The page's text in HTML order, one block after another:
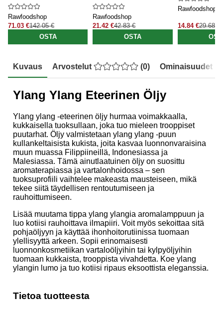
Rawfoodshop
71.03 €142.05 €
OSTA
Rawfoodshop
21.42 €42.83 €
OSTA
Rawfoodshop
14.84 €29.68 €
Kuvaus Arvostelut (0) Ominaisuudet
Ylang Ylang Eteerinen Öljy
Ylang ylang -eteerinen öljy hurmaa voimakkaalla,
kukkaisella tuoksullaan, joka tuo mieleen trooppiset
puutarhat. Öljy valmistetaan ylang ylang -puun
kullankeltaisista kukista, joita kasvaa luonnonvaraisina
muun muassa Filippiineillä, Indonesiassa ja
Malesiassa. Tämä ainutlaatuinen öljy on suosittu
aromaterapiassa ja vartalonhoidossa – sen
tuoksuprofiili vaihtelee makeasta mausteiseen, mikä
tekee siitä täydellisen rentoutumiseen ja
rauhoittumiseen.
Lisää muutama tippa ylang ylangia aromalamppuun ja
luo kotiisi rauhoittava ilmapiiri. Voit myös sekoittaa sitä
pohjaöljyyn ja käyttää ihonhoitorutiinissa tuomaan
ylellisyyttä arkeen. Sopii erinomaisesti
luonnonkosmetiikan vartaloöljyihin tai kylpyöljyihin
tuomaan kukkaista, trooppista vivahdetta. Koe ylang
ylangin lumo ja tuo kotiisi ripaus eksoottista eleganssia.
Tietoa tuotteesta